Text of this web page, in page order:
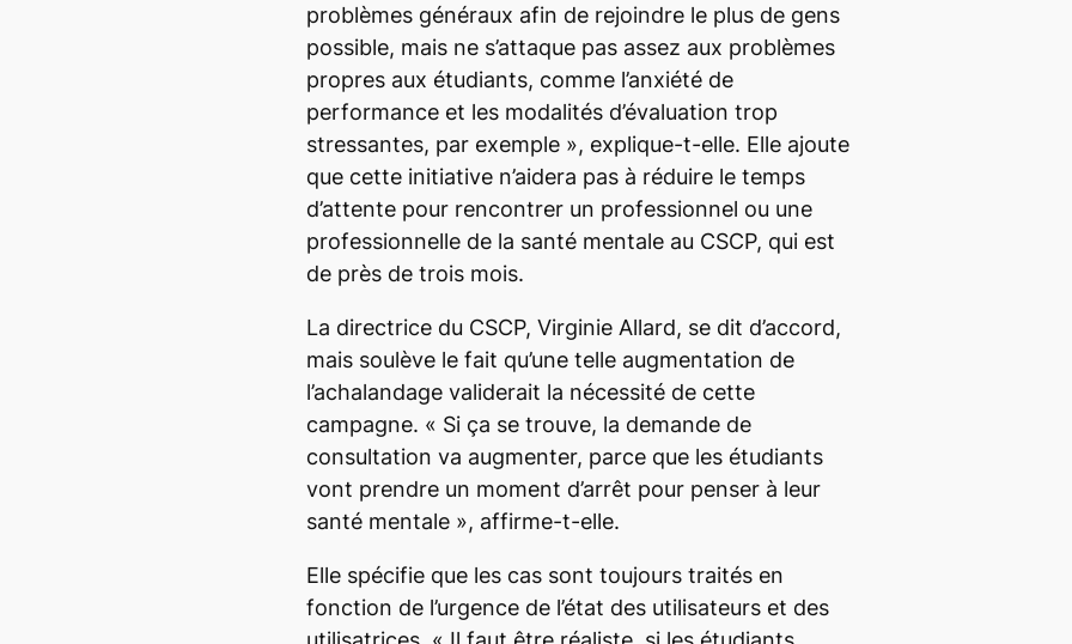
problèmes généraux afin de rejoindre le plus de gens
possible, mais ne s’attaque pas assez aux problèmes
propres aux étudiants, comme l’anxiété de
performance et les modalités d’évaluation trop
stressantes, par exemple », explique-t-elle. Elle ajoute
que cette initiative n’aidera pas à réduire le temps
d’attente pour rencontrer un professionnel ou une
professionnelle de la santé mentale au CSCP, qui est
de près de trois mois.
La directrice du CSCP, Virginie Allard, se dit d’accord,
mais soulève le fait qu’une telle augmentation de
l’achalandage validerait la nécessité de cette
campagne. « Si ça se trouve, la demande de
consultation va augmenter, parce que les étudiants
vont prendre un moment d’arrêt pour penser à leur
santé mentale », affirme-t-elle.
Elle spécifie que les cas sont toujours traités en
fonction de l’urgence de l’état des utilisateurs et des